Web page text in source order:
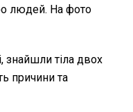
людей. На фото
знайшли тіла двох
причини та